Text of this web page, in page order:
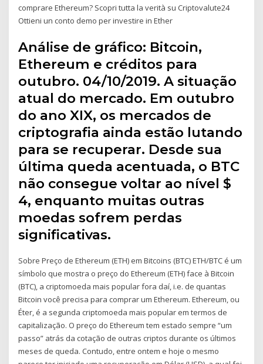
comprare Ethereum? Scopri tutta la verità su Criptovalute24
Ottieni un conto demo per investire in Ether
Análise de gráfico: Bitcoin,
Ethereum e créditos para
outubro. 04/10/2019. A situação
atual do mercado. Em outubro
do ano XIX, os mercados de
criptografia ainda estão lutando
para se recuperar. Desde sua
última queda acentuada, o BTC
não consegue voltar ao nível $
4, enquanto muitas outras
moedas sofrem perdas
significativas.
Sobre Preço de Ethereum (ETH) em Bitcoins (BTC) ETH/BTC é um
símbolo que mostra o preço do Ethereum (ETH) face à Bitcoin
(BTC), a criptomoeda mais popular fora daí, i.e. de quantas
Bitcoin você precisa para comprar um Ethereum. Ethereum, ou
Éter, é a segunda criptomoeda mais popular em termos de
capitalização. O preço do Ethereum tem estado sempre “um
passo” atrás da cotação de outras criptos durante os últimos
meses de queda. Contudo, entre ontem e hoje o mesmo